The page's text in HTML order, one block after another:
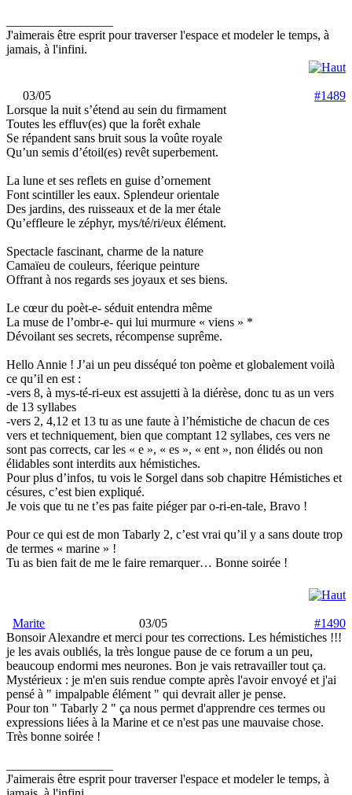
J'aimerais être esprit pour traverser l'espace et modeler le temps, à
jamais, à l'infini.
03/05
#1489
Lorsque la nuit s’étend au sein du firmament
Toutes les effluv(es) que la forêt exhale
Se répandent sans bruit sous la voûte royale
Qu’un semis d’étoil(es) revêt superbement.
La lune et ses reflets en guise d’ornement
Font scintiller les eaux. Splendeur orientale
Des jardins, des ruisseaux et de la mer étale
Qu’effleure le zéphyr, mys/té/ri/eux élément.
Spectacle fascinant, charme de la nature
Camaïeu de couleurs, féerique peinture
Offrant à nos regards ses joyaux et ses biens.
Le cœur du poèt-e- séduit entendra même
La muse de l’ombr-e- qui lui murmure « viens » *
Dévoilant ses secrets, récompense suprême.
Hello Annie ! J’ai un peu disséqué ton poème et globalement voilà
ce qu’il en est :
-vers 8, à mys-té-ri-eux est assujetti à la diérèse, donc tu as un vers
de 13 syllabes
-vers 2, 4,12 et 13 tu as une faute à l’hémistiche de chacun de ces
vers et techniquement, bien que comptant 12 syllabes, ces vers ne
sont pas corrects, car les « e », « es », « ent », non élidés ou non
élidables sont interdits aux hémistiches.
Pour plus d’infos, tu vois le Sorgel dans sob chapitre Hémistiches et
césures, c’est bien expliqué.
Je vois que tu ne t’es pas faite piéger par o-ri-en-tale, Bravo !
Pour ce qui est de mon Tabarly 2, c’est vrai qu’il y a sans doute trop
de termes « marine » !
Tu as bien fait de me le faire remarquer… Bonne soirée !
Marite 03/05
#1490
Bonsoir Alexandre et merci pour tes corrections. Les hémistiches !!!
je les avais oubliés, la très longue pause de ce forum a un peu,
beaucoup endormi mes neurones. Bon je vais retravailler tout ça.
Mystérieux : je m'en suis rendue compte après l'avoir envoyé et j'ai
pensé à " impalpable élément " qui devrait aller je pense.
Pour ton " Tabarly 2 " ça nous permet d'apprendre ces termes ou
expressions liées à la Marine et ce n'est pas une mauvaise chose.
Très bonne soirée !
J'aimerais être esprit pour traverser l'espace et modeler le temps, à